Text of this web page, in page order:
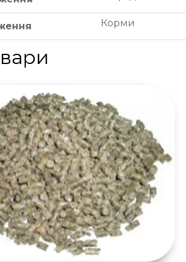
Корми